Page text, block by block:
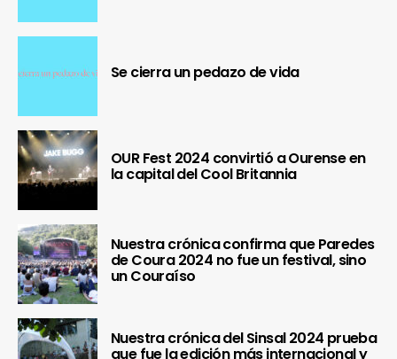
Se cierra un pedazo de vida
OUR Fest 2024 convirtió a Ourense en
la capital del Cool Britannia
Nuestra crónica confirma que Paredes
de Coura 2024 no fue un festival, sino
un Couraíso
Nuestra crónica del Sinsal 2024 prueba
que fue la edición más internacional y